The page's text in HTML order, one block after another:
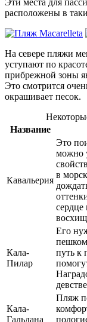
Эти места для
расположены в
На севере пляжи
уступают по
прибрежной зоны
Это смотрится
окрашивает песок.
Название
Кавальерия
Это
можно
в
сердце
Кала-
Пилар
Его
путь к
Кала-
Гальдана
Пляж